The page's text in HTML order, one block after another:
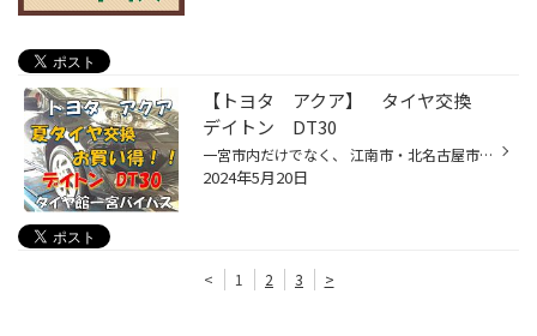
【トヨタ アクア】 タイヤ交換
デイトン DT30
一宮市内だけでなく、 江南市・北名古屋市・岩倉市・羽島市などからも ご来店いただきまして、ありがとうございます！ 【タイヤ館一宮アクセスMAP】↓ https://www.taiyakan.co.jp/shop/ichinomiya-b/about/access/ 本日の作業ご紹介です。 トヨタ アクア タイヤ 185/60R15 DT30 デイトン タイヤ館の...
2024年5月20日
< 1 2 3 >